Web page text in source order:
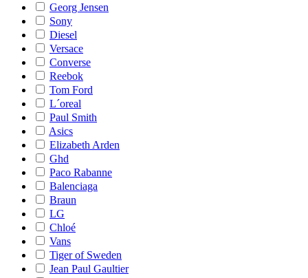
Georg Jensen
Sony
Diesel
Versace
Converse
Reebok
Tom Ford
L´oreal
Paul Smith
Asics
Elizabeth Arden
Ghd
Paco Rabanne
Balenciaga
Braun
LG
Chloé
Vans
Tiger of Sweden
Jean Paul Gaultier